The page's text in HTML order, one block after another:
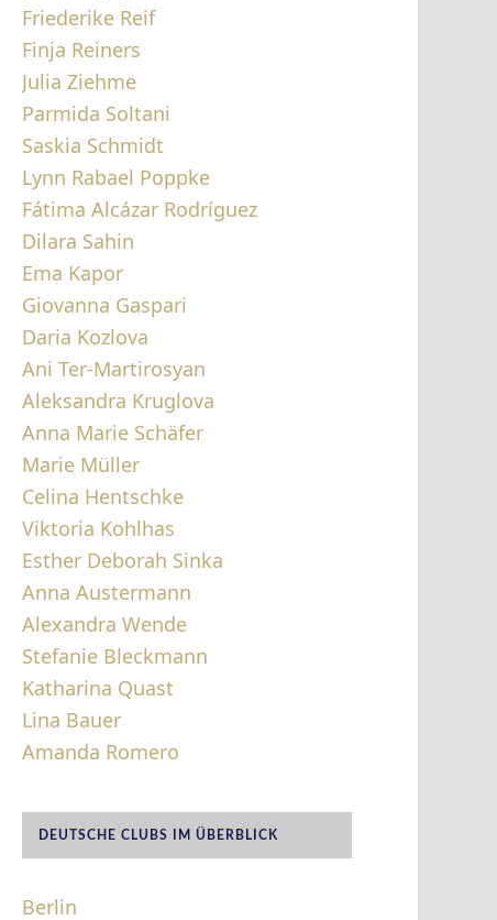
Friederike Reif
Finja Reiners
Julia Ziehme
Parmida Soltani
Saskia Schmidt
Lynn Rabael Poppke
Fátima Alcázar Rodríguez
Dilara Sahin
Ema Kapor
Giovanna Gaspari
Daria Kozlova
Ani Ter-Martirosyan
Aleksandra Kruglova
Anna Marie Schäfer
Marie Müller
Celina Hentschke
Viktoria Kohlhas
Esther Deborah Sinka
Anna Austermann
Alexandra Wende
Stefanie Bleckmann
Katharina Quast
Lina Bauer
Amanda Romero
DEUTSCHE CLUBS IM ÜBERBLICK
Berlin